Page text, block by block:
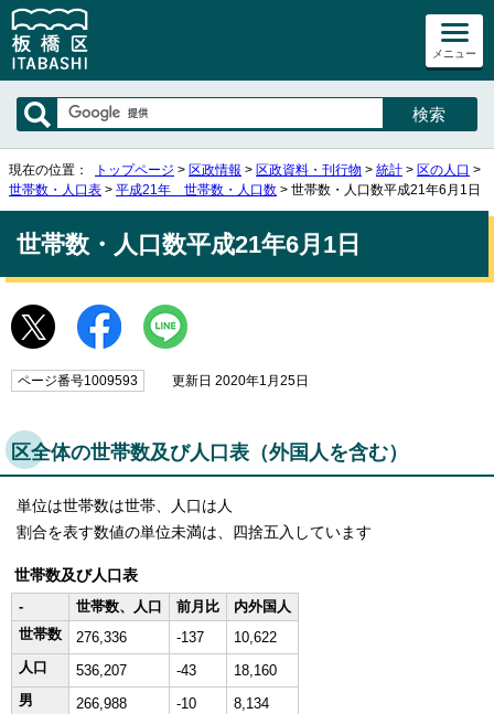
メニュー
現在の位置： トップページ > 区政情報 > 区政資料・刊行物 > 統計 > 区の人口 >
世帯数・人口表 > 平成21年 世帯数・人口数 > 世帯数・人口数平成21年6月1日
世帯数・人口数平成21年6月1日
ページ番号1009593 更新日 2020年1月25日
区全体の世帯数及び人口表（外国人を含む）
単位は世帯数は世帯、人口は人
割合を表す数値の単位未満は、四捨五入しています
世帯数及び人口表
-
世帯数、人口 前月比
内外国人
世帯数
276,336 -137
10,622
人口
536,207 -43
18,160
男
266,988 -10
8,134